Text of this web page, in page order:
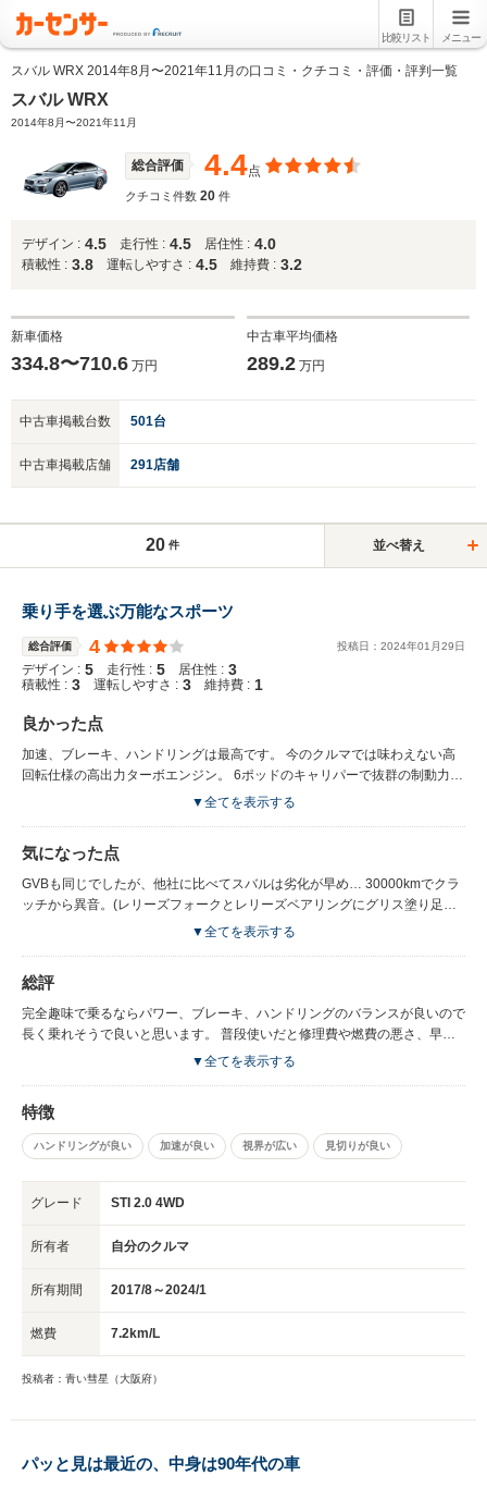
比較リスト メニュー
スバル WRX 2014年8月〜2021年11月の口コミ・クチコミ・評価・評判一覧
スバル WRX
2014年8月〜2021年11月
総合評価 4.4点
クチコミ件数 20 件
デザイン : 4.5 走行性 : 4.5 居住性 : 4.0
積載性 : 3.8 運転しやすさ : 4.5 維持費 : 3.2
新車価格
334.8〜710.6 万円
中古車平均価格
289.2万円
中古車掲載台数 501台
中古車掲載店舗 291店舗
20 件 並べ替え
乗り手を選ぶ万能なスポーツ
総合評価 4 投稿日： 2024年01 月29日
デザイン : 5 走行性 : 5 居住性 : 3
積載性 : 3 運転しやすさ : 3 維持費 : 1
良かった点
加速、ブレーキ、ハンドリングは最高です。 今のクルマでは味わえない高
回転仕様の高出力ターボエンジン。 6ポッドのキャリパーで抜群の制動力。
少し重いが、忠実に動くハンドリング。 サイドブレーキを引くとセンター
▼全てを表示する
気になった点
GVBも同じでしたが、他社に比べてスバルは劣化が早め… 30000kmでクラ
ッチから異音。(レリーズフォークとレリーズベアリングにグリス塗り足し
て様子見するも変わらず…) 40000kmでGVBやVABの持病と言われてるパワ
してマシになる) 年々大きくなる内装からの異音。 (特にリアウィンドウ下
のパネル) ブレーキパッドがメタル素材の為、7～8割が街乗りなのにブレー
キディスクに亀裂が入ったり、薄くなって行くのでフロントのブレーキディ
7.2kmでした。 家族持ちでも何とか維持してきましたが、普段使いだとなか
なか厳しいので7年目で泣く泣く手放しました。
▼全てを表示する
総評
完全趣味で乗るならパワー、ブレーキ、ハンドリングのバランスが良いので
長く乗れそうで良いと思います。 普段使いだと修理費や燃費の悪さ、早め
のオイル交換が必要になるので、ある程度の覚悟か金銭的な余裕がないと厳
でした。 新車から乗れて良かったです。家族にも感謝しています。
▼全てを表示する
特徴
ハンドリングが良い 加速が良い 視界が広い 見切りが良い
グレード STI 2.0 4WD
所有者 自分のクルマ
所有期間 2017/8～2024/1
燃費 7.2km/L
投稿者：青い彗星（大阪府）
パッと見は最近の、中身は90年代の車